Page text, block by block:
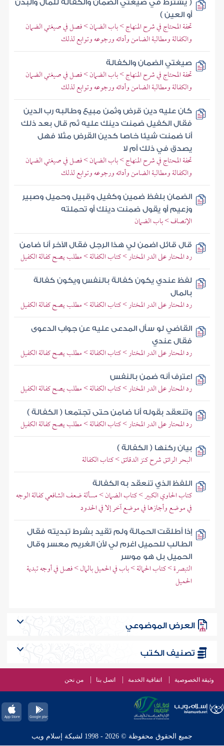
( يشترط في صيغتي الضمان والكفالة للمال والبدن
أو العين )
تحفة المحتاج في شرح المنهاج > باب الضمان > فصل في صيغتي الضمان
والكفالة ومطالبة الضامن وأدائه ورجوعه وتوابع لذلك
صيغتي الضمان والكفالة
تحفة المحتاج في شرح المنهاج > باب الضمان > فصل في صيغتي الضمان
والكفالة ومطالبة الضامن وأدائه ورجوعه وتوابع لذلك
كان عليه دين قرض وثمن مبيع وطالبه رب الدين
فقال الكفيل ضمنت دينك عليه ثم قال بعد ذلك
أنا ضمنت شيئا خاصا كدين القرض مثلا فهل
يصدق في ذلك أم لا
تحفة المحتاج في شرح المنهاج > باب الضمان > فصل في صيغتي الضمان
والكفالة ومطالبة الضامن وأدائه ورجوعه وتوابع لذلك
الضمان بلفظ ضمين وكفيل وقبيل وحميل وصبير
وزعيم أو يقول ضمنت دينك أو تحملته
الإنصاف > باب الضمان
قال قائل اضمن لي هذا الرجل فقال الآخر أنا ضامن
رد المحتار على الدر المختار > كتاب الكفالة > مطلب يصح كفالة الكفيل
لفظ عندي يكون كفالة بالنفس ويكون كفالة
بالمال
رد المحتار على الدر المختار > كتاب الكفالة > مطلب يصح كفالة الكفيل
القاضي لو سأل المدعى عليه عن جواب الدعوى
فقال عندي
رد المحتار على الدر المختار > كتاب الكفالة > مطلب يصح كفالة الكفيل
اعترف أنه ضمن بالنفس
رد المحتار على الدر المختار > كتاب الكفالة > مطلب يصح كفالة الكفيل
وتنعقد بقوله أنا ضامن حتى تجتمعا ( الكفالة )
رد المحتار على الدر المختار > كتاب الكفالة > مطلب يصح كفالة الكفيل
بيان ركنها ( الكفالة )
البحر الرائق شرح كنز الدقائق > كتاب الكفالة
اللفظ الذي تنعقد به الكفالة
كتاب الحاوي الكبير > كتاب الضمان > مسألة ضعف الشافعي كفالة الوجه
في موضع وأجازها في موضع آخر إلا في الحدود
إذا أطلقت الحمالة ولم تقيد بشرط تبديته فقال
الطالب للحميل اغرم لي لأن الغريم معسر وقال
الحميل بل هو موسر
التبصرة > كتاب الحمالة > باب في الحميل بالمال > فصل في أوجه تبدية
الحميل
العرض الموضوعي
تصنيف الكتب
وثيقة الخصوصية اتفاقية الخدمة اتصل بنا من نحن
جميع الحقوق محفوظة © 2026 - 1998 لشبكة إسلام ويب